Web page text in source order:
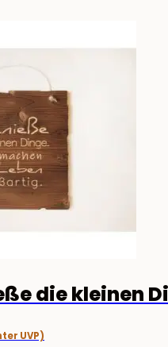
die kleinen